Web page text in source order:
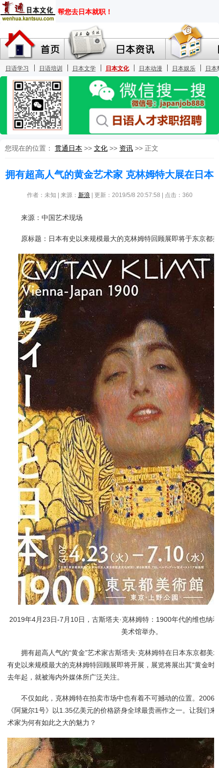
您现在的位置： 贯通日本 >> 文化 >> 资讯 >> 正文
拥有超高人气的黄金艺术家 克林姆特大展在日本
作者：未知 | 来源： 新浪 | 更新：2019/5/8 20:57:58 | 点击： 360
来源：中国艺术现场
原标题：日本有史以来规模最大的克林姆特回顾展即将于东京都
2019年4月23日-7月10日，古斯塔夫·克林姆特：1900年代的维也纳
美术馆举办。
拥有超高人气的“黄金”艺术家古斯塔夫·克林姆特在日本东京都美
有史以来规模最大的克林姆特回顾展即将开展，展览将展出其“黄金时
去年起，就被海内外媒体所广泛关注。
不仅如此，克林姆特在拍卖市场中也有着不可撼动的位置。2006
《阿黛尔1号》以1.35亿美元的价格跻身全球最贵画作之一。让我们
术家为何有如此之大的魅力？